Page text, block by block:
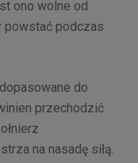
ono wolne od
powstać podczas
do
przechodzić
na nasadę siłą.